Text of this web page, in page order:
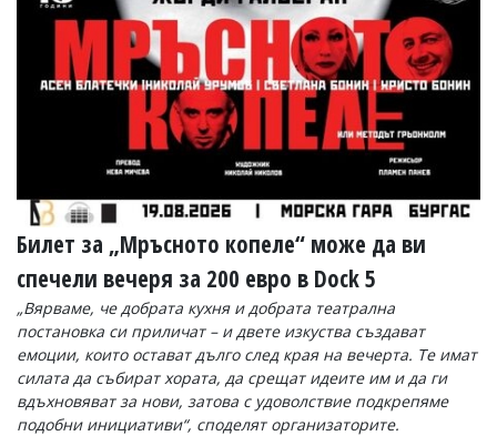
Билет за „Мръсното копеле“ може да ви
спечели вечеря за 200 евро в Dock 5
„Вярваме, че добрата кухня и добрата театрална
постановка си приличат – и двете изкуства създават
емоции, които остават дълго след края на вечерта. Те имат
силата да събират хората, да срещат идеите им и да ги
вдъхновяват за нови, затова с удоволствие подкрепяме
подобни инициативи“, споделят организаторите.